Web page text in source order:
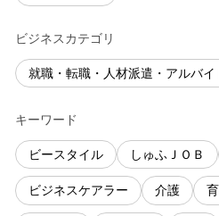
ビジネスカテゴリ
就職・転職・人材派遣・アルバイ
キーワード
ビースタイル しゅふＪＯＢ
ビジネスケアラー 介護